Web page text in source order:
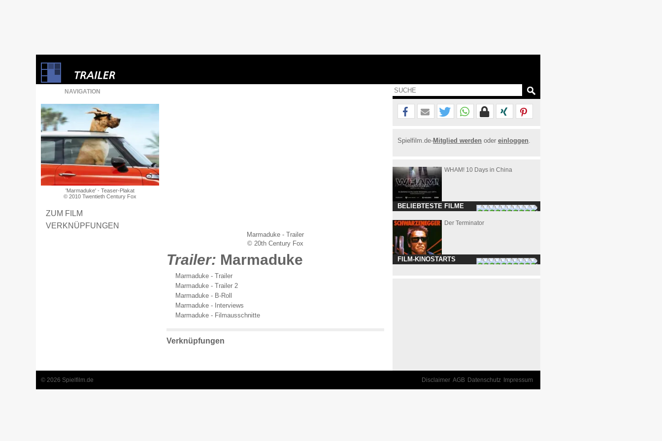
NAVIGATION
'Marmaduke' - Teaser-Plakat
© 2010 Twentieth Century Fox
ZUM FILM
VERKNÜPFUNGEN
Marmaduke - Trailer
© 20th Century Fox
Trailer: Marmaduke
Marmaduke - Trailer
Marmaduke - Trailer 2
Marmaduke - B-Roll
Marmaduke - Interviews
Marmaduke - Filmausschnitte
Verknüpfungen
Spielfilm.de-Mitglied werden oder einloggen.
WHAM! 10 Days in China
BELIEBTESTE FILME
Der Terminator
FILM-KINOSTARTS
© 2026 Spielfilm.de Impressum
Datenschutz
AGB
Disclaimer